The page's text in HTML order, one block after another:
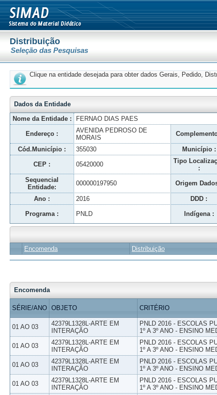
Distribuição
Seleção das Pesquisas
Clique na entidade desejada para obter dados Gerais, Pedido,
Dados da Entidade
Nome da Entidade :
FERNAO DIAS PAES
Endereço :
AVENIDA PEDROSO DE
MORAIS
Cód.Município : 355030 Município :
CEP : 05420000
Tipo
:
Sequencial
Entidade:
000000197950 Origem
Ano : 2016 DDD :
Programa : PNLD Indígena :
Encomenda Distribuição
Encomenda
SÉRIE/ANO OBJETO CRITÉRIO
01 AO 03
42379L1328L-ARTE EM
INTERAÇÃO
PNLD 2016 - ESCOLAS
1º A 3º ANO - ENSINO
01 AO 03
42379L1328L-ARTE EM
INTERAÇÃO
PNLD 2016 - ESCOLAS
1º A 3º ANO - ENSINO
01 AO 03
42379L1328L-ARTE EM
INTERAÇÃO
PNLD 2016 - ESCOLAS
1º A 3º ANO - ENSINO
01 AO 03
42379L1328L-ARTE EM
INTERAÇÃO
PNLD 2016 - ESCOLAS
1º A 3º ANO - ENSINO